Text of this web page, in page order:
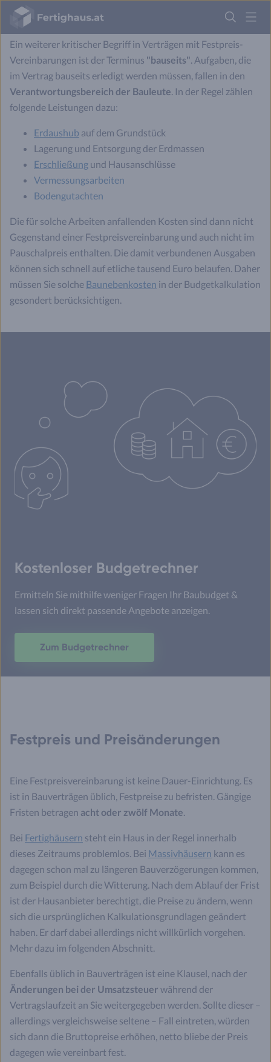
Fertighaus
Logo
Anmelden
Bauseits bedeutet Aufgabe der Baufamilie
Ein weiterer kritischer Begriff in Verträgen mit Festpreis-
Vereinbarungen ist der Terminus "bauseits". Aufgaben, die
im Vertrag bauseits erledigt werden müssen, fallen in den
Verantwortungsbereich der Bauleute. In der Regel zählen
folgende Leistungen dazu:
Erdaushub auf dem Grundstück
Lagerung und Entsorgung der Erdmassen
Erschließung und Hausanschlüsse
Vermessungsarbeiten
Bodengutachten
Die für solche Arbeiten anfallenden Kosten sind dann nicht
Gegenstand einer Festpreisvereinbarung und auch nicht im
Pauschalpreis enthalten. Die damit verbundenen Ausgaben
können sich schnell auf etliche tausend Euro belaufen. Daher
müssen Sie solche Baunebenkosten in der Budgetkalkulation
gesondert berücksichtigen.
Kostenloser Budgetrechner
Ermitteln Sie mithilfe weniger Fragen Ihr Baubudget &
lassen sich direkt passende Angebote anzeigen.
Zum Budgetrechner
Festpreis und Preisänderungen
Eine Festpreisvereinbarung ist keine Dauer-Einrichtung. Es
ist in Bauverträgen üblich, Festpreise zu befristen. Gängige
Fristen betragen acht oder zwölf Monate
Bei Fertighäusern steht ein Haus in der Regel innerhalb
dieses Zeitraums problemlos. Bei Massivhäusern kann es
dagegen schon mal zu längeren Bauverzögerungen kommen,
zum Beispiel durch die Witterung. Nach dem Ablauf der Frist
ist der Hausanbieter berechtigt, die Preise zu ändern, wenn
sich die ursprünglichen Kalkulationsgrundlagen geändert
haben. Er darf dabei allerdings nicht willkürlich vorgehen.
Mehr dazu im folgenden Abschnitt.
Ebenfalls üblich in Bauverträgen ist eine Klausel, nach der
Änderungen bei der Umsatzsteuer während der
Vertragslaufzeit an Sie weitergegeben werden. Sollte dieser –
allerdings vergleichsweise seltene – Fall eintreten, würden
sich dann die Bruttopreise erhöhen, netto bliebe der Preis
dagegen wie vereinbart fest.